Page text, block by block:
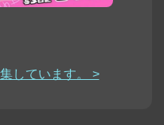
しています。 >